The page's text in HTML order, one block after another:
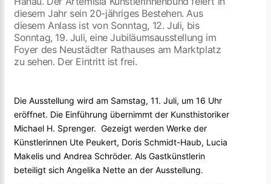
diesem Jahr sein 20-jähriges Bestehen. Aus
diesem Anlass ist von Sonntag, 12. Juli, bis
Sonntag, 19. Juli, eine Jubiläumsausstellung im
Foyer des Neustädter Rathauses am Marktplatz
zu sehen. Der Eintritt ist frei.
Die Ausstellung wird am Samstag, 11. Juli, um 16 Uhr
eröffnet. Die Einführung übernimmt der Kunsthistoriker
Michael H. Sprenger. Gezeigt werden Werke der
Künstlerinnen Ute Peukert, Doris Schmidt-Haub, Lucia
Makelis und Andrea Schröder. Als Gastkünstlerin
beteiligt sich Angelika Nette an der Ausstellung.